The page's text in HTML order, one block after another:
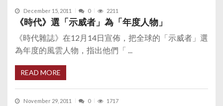
December 15, 2011 0 2211
《時代》選「示威者」為「年度人物」
《時代雜誌》在12月14日宣佈，把全球的「示威者」選
為年度的風雲人物，指出他們「 ...
READ MORE
November 29, 2011 0 1717